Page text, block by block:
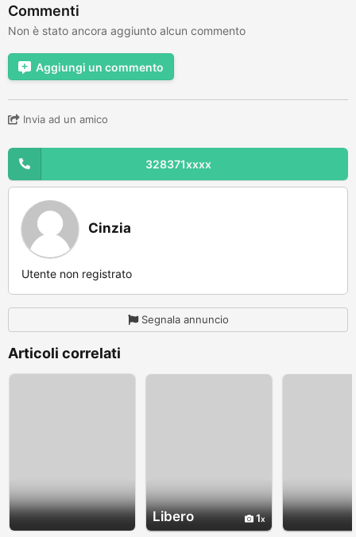
Commenti
Non è stato ancora aggiunto alcun commento
Aggiungi un commento
Invia ad un amico
328371xxxx
Cinzia
Utente non registrato
Segnala annuncio
Articoli correlati
Libero 1